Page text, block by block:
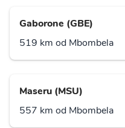
Gaborone (GBE)
519 km od Mbombela
Maseru (MSU)
557 km od Mbombela